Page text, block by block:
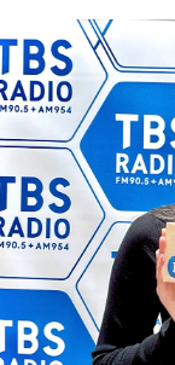
トピック
TBS
お知らせ
イベント
YouTube
会社情報